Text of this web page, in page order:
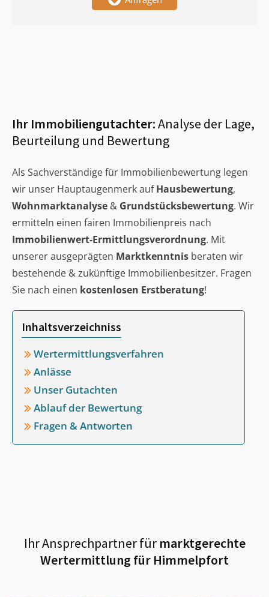
Ihr Immobiliengutachter:Analyse der Lage,
Beurteilung und Bewertung
Als Sachverständige für Immobilienbewertung legen
wir unser Hauptaugenmerk aufHausbewertung,
Wohnmarktanalyse & Grundstücksbewertung. Wir
ermitteln einen fairen Immobilienpreis nach
Immobilienwert-Ermittlungsverordnung. Mit
unserer ausgeprägten Marktkenntnis beraten wir
bestehende & zukünftige Immobilienbesitzer. Fragen
Sie nach einen kostenlosen Erstberatung!
Inhaltsverzeichniss
Wertermittlungsverfahren
Anlässe
Unser Gutachten
Ablauf der Bewertung
Fragen & Antworten
Ihr Ansprechpartner fürmarktgerechte
Wertermittlung für Himmelpfort